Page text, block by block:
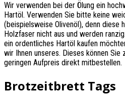
Wir verwenden bei der Ölung ein
Hartöl. Verwenden Sie bitte keine
(beispielsweise Olivenöl), denn diese
Holzfaser nicht aus und werden
ein ordentliches Hartöl kaufen
wir Ihnen unseres. Dieses können Sie
geringen Aufpreis direkt mitbestellen.
Brotzeitbrett Tags